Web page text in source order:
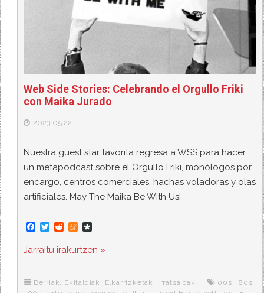
Web Side Stories: Celebrando el Orgullo Friki
con Maika Jurado
2023.05.22
Nuestra guest star favorita regresa a WSS para hacer
un metapodcast sobre el Orgullo Friki, monólogos por
encargo, centros comerciales, hachas voladoras y olas
artificiales. May The Maika Be With Us!
F
c
e
o
T
i
t
r
R
d
d
M
n
e
e
a
s
r
Jarraitu irakurtzen »
Berriak, Ekitaldiak , Elkarrizketak , Irratsaioak 00s , 80s